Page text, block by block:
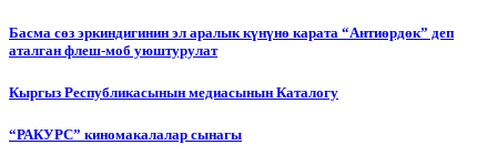
Басма сөз эркиндигинин эл аралык күнүнө карата “Антиөрдөк” деп
аталган флеш-моб уюштурулат
Кыргыз Республикасынын медиасынын Каталогу
“РАКУРС” киномакалалар сынагы